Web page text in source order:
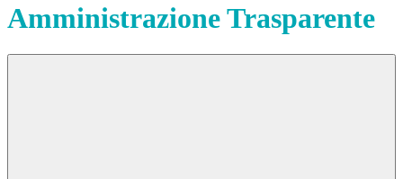
Amministrazione Trasparente